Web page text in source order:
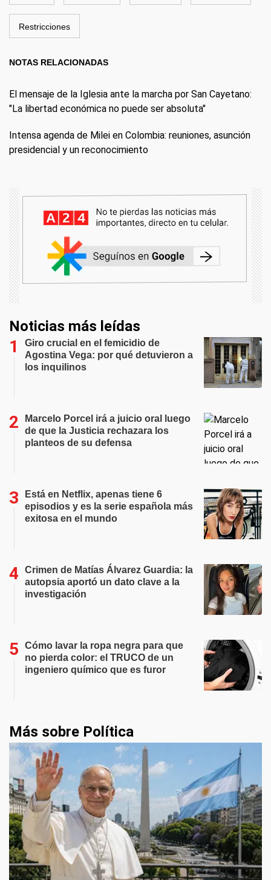
Restricciones
NOTAS RELACIONADAS
El mensaje de la Iglesia ante la marcha por San Cayetano:
"La libertad económica no puede ser absoluta"
Intensa agenda de Milei en Colombia: reuniones, asunción
presidencial y un reconocimiento
Noticias más leídas
Giro crucial en el femicidio de
Agostina Vega: por qué detuvieron a
los inquilinos
Marcelo Porcel irá a juicio oral luego
de que la Justicia rechazara los
planteos de su defensa
Está en Netflix, apenas tiene 6
episodios y es la serie española más
exitosa en el mundo
Crimen de Matías Álvarez Guardia: la
autopsia aportó un dato clave a la
investigación
Cómo lavar la ropa negra para que
no pierda color: el TRUCO de un
ingeniero químico que es furor
Más sobre Política